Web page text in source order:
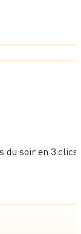
du soir en 3 clics